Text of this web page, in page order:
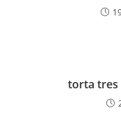
torta tres